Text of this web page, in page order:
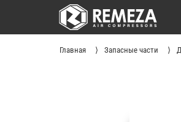
Главная Запасные части